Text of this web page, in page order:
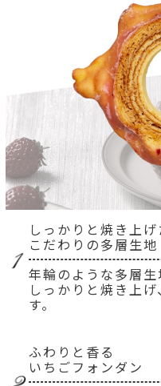
しっかりと焼き上げ
こだわりの多層生地
年輪のような多層
しっかりと焼き上
す。
ふわりと香る
いちごフォンダン